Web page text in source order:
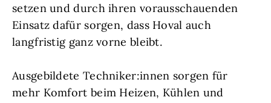
setzen und durch ihren vorausschauenden
Einsatz dafür sorgen, dass Hoval auch
langfristig ganz vorne bleibt.
Ausgebildete Techniker:innen sorgen für
mehr Komfort beim Heizen, Kühlen und